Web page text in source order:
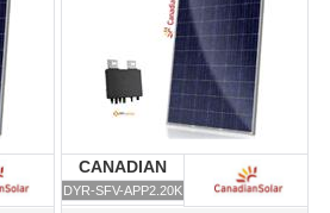
SOLAR
CANADIAN
SOLAR
DYR-SFV-APP2.20K
CANADIAN SOLAR